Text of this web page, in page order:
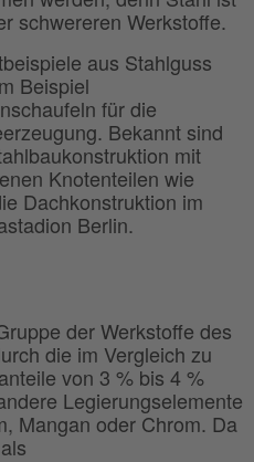
schwereren Werkstoffe.
aus Stahlguss
Beispiel
für die
Bekannt sind
mit
Knotenteilen wie
Dachkonstruktion im
Berlin.
der Werkstoffe des
die im Vergleich zu
von 3 % bis 4 %
Legierungselemente
Mangan oder Chrom. Da